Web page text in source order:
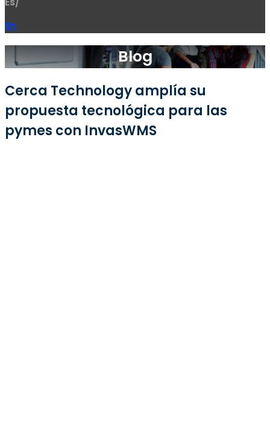
En
Blog
Cerca Technology amplía su
propuesta tecnológica para las
pymes con InvasWMS